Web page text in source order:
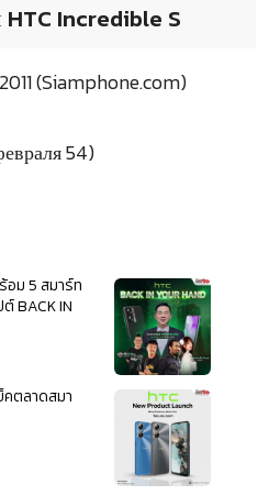
Incredible S
(Siamphone.com)
54)
อม 5 สมาร์ท
BACK IN
ตลาดสมา